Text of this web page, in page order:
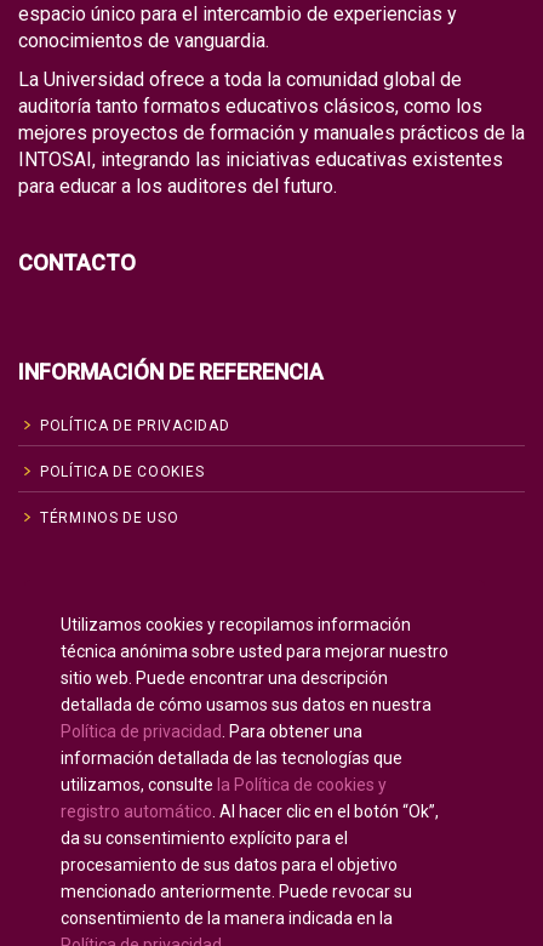
espacio único para el intercambio de experiencias y
conocimientos de vanguardia.
La Universidad ofrece a toda la comunidad global de
auditoría tanto formatos educativos clásicos, como los
mejores proyectos de formación y manuales prácticos de la
INTOSAI, integrando las iniciativas educativas existentes
para educar a los auditores del futuro.
CONTACTO
INFORMACIÓN DE REFERENCIA
POLÍTICA DE PRIVACIDAD
POLÍTICA DE COOKIES
TÉRMINOS DE USO
Русский
Ruso)
Español
Français(Francés)
Alemán
العربية(Árabe )
Português(Portugués, Portugal)
Utilizamos cookies y recopilamos información
técnica anónima sobre usted para mejorar nuestro
sitio web. Puede encontrar una descripción
detallada de cómo usamos sus datos en nuestra
Política de privacidad
. Para obtener una
información detallada de las tecnologías que
utilizamos, consulte la Política de cookies y
registro automático . Al hacer clic en el botón “Ok”,
da su consentimiento explícito para el
procesamiento de sus datos para el objetivo
mencionado anteriormente. Puede revocar su
consentimiento de la manera indicada en la